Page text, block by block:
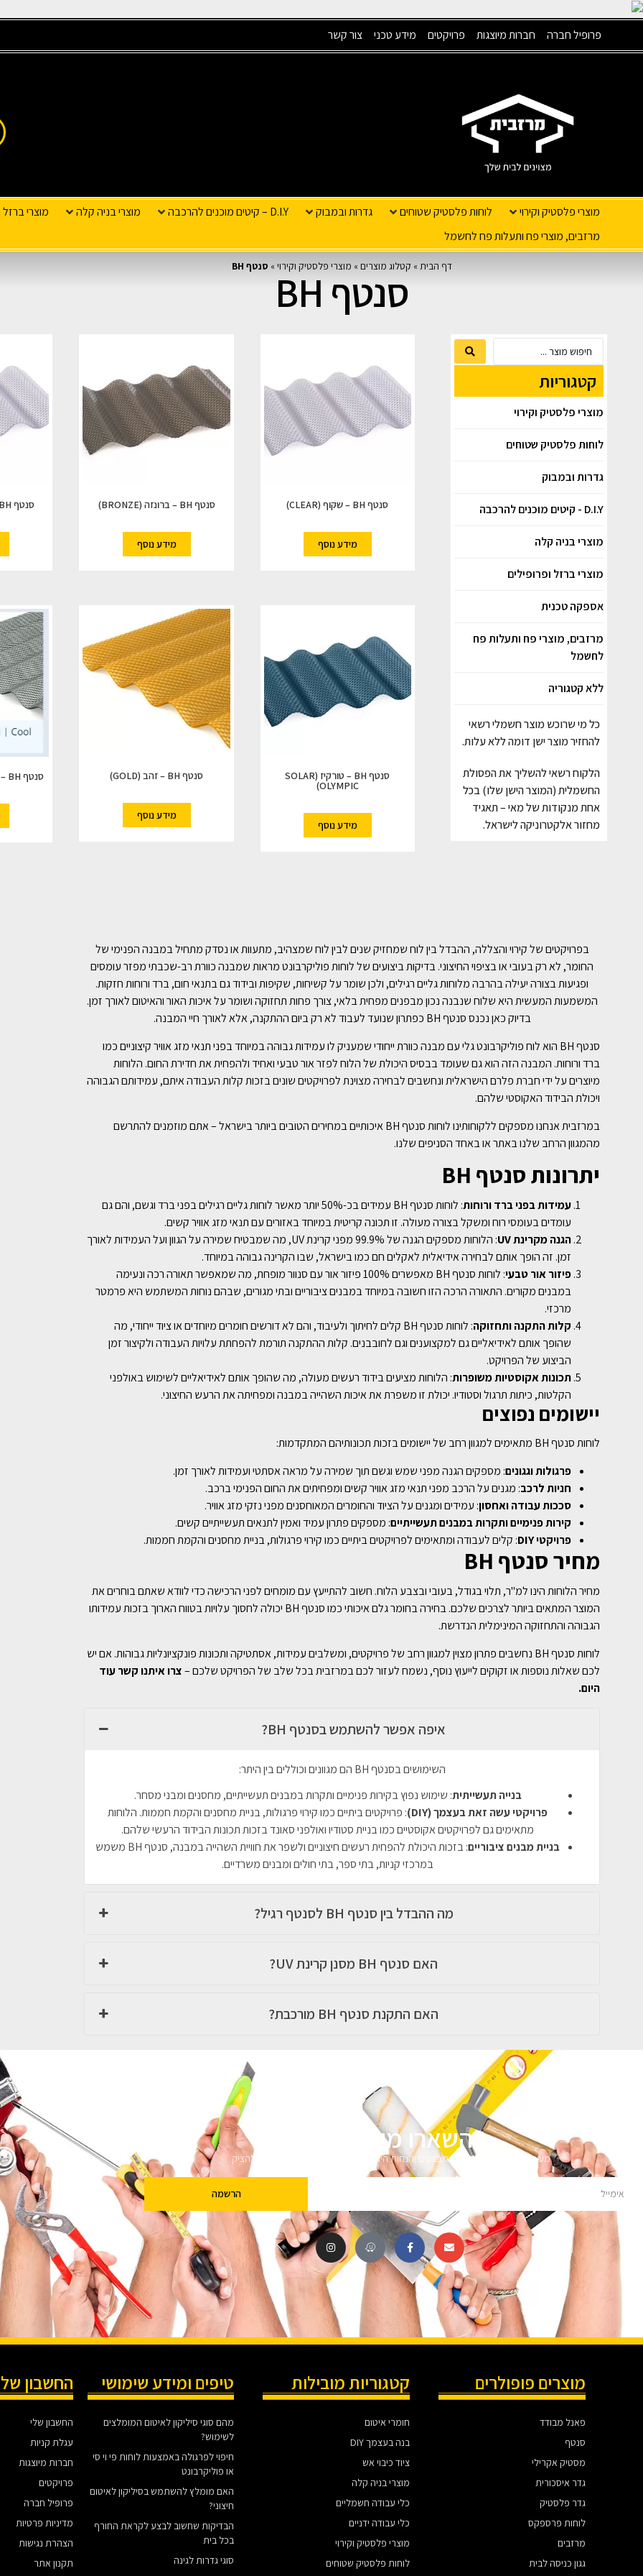
פרופיל חברה חברות מיוצגות פרויקטים מידע טכני צור קשר
מוצרי פלסטיק וקירוי לוחות פלסטיק שטוחים גדרות ובמבוק D.I.Y – קיטים מוכנים להרכבה מוצרי בניה קלה מוצרי ברזל
מרזבים, מוצרי פח ותעלות פח לחשמל
דף הבית» קטלוג מוצרים » מוצרי פלסטיק וקירוי» סנטף BH
סנטף BH
קטגוריות
מוצרי פלסטיק וקירוי
לוחות פלסטיק שטוחים
גדרות ובמבוק
D.I.Y - קיטים מוכנים להרכבה
מוצרי בניה קלה
מוצרי ברזל ופרופילים
אספקה טכנית
מרזבים, מוצרי פח ותעלות פח
לחשמל
ללא קטגוריה
כל מי שרוכש מוצר חשמלי רשאי
להחזיר מוצר ישן דומה ללא עלות.
הלקוח רשאי להשליך את הפסולת
החשמלית (המוצר הישן שלו) בכל
אחת מנקודות של מאי – תאגיד
מחזור אלקטרוניקה לישראל.
סנטף BH – שקוף (CLEAR)
מידע נוסף
סנטף BH – ברונזה (BRONZE)
מידע נוסף
סנטף BH – חלבי (SOLAR ICE)
סנטף BH – טורקיז (SOLAR
OLYMPIC)
מידע נוסף
סנטף BH – זהב (GOLD)
מידע נוסף
סנטף BH – חדש!!! צבע קול (COOL)
בפרויקטים של קירוי והצללה, ההבדל בין לוח שמחזיק שנים לבין לוח שמצהיב, מתעוות או נסדק מתחיל במבנה הפנימי של
החומר, לא רק בעובי או בציפוי החיצוני. בדיקות ביצועים של לוחות פוליקרבונט מראות שמבנה כוורת רב-שכבתי מפזר עומסים
ופגיעות בצורה יעילה בהרבה מלוחות גליים רגילים, ולכן שומר על קשיחות, שקיפות ובידוד גם בתנאי חום, ברד ורוחות חזקות.
המשמעות המעשית היא שלוח שנבנה נכון מבפנים מפחית בלאי, צורך פחות תחזוקה ושומר על איכות האור והאיטום לאורך זמן.
בדיוק כאן נכנס סנטף BH כפתרון שנועד לעבוד לא רק ביום ההתקנה, אלא לאורך חיי המבנה.
סנטף BH הוא לוח פוליקרבונט גלי עם מבנה כוורת ייחודי שמעניק לו עמידות גבוהה במיוחד בפני תנאי מזג אוויר קיצוניים כמו
ברד ורוחות. המבנה הזה הוא גם שעומד בבסיס היכולת של הלוח לפזר אור טבעי ואחיד ולהפחית את חדירת החום. הלוחות
מיוצרים על ידי חברת פלרם הישראלית ונחשבים לבחירה מצוינת לפרויקטים שונים בזכות קלות העבודה איתם, עמידותם הגבוהה
ויכולת הבידוד האקוסטי שלהם.
במרזבית אנחנו מספקים ללקוחותינו לוחות סנטף BH איכותיים במחירים הטובים ביותר בישראל – אתם מוזמנים להתרשם
מהמגוון הרחב שלנו באתר או באחד הסניפים שלנו.
יתרונות סנטף BH
עמידות בפני ברד ורוחות
: לוחות סנטף BH עמידים בכ-50% יותר מאשר לוחות גליים רגילים בפני ברד וגשם, והם גם
עומדים בעומסי רוח ומשקל בצורה מעולה. זו תכונה קריטית במיוחד באזורים עם תנאי מזג אוויר קשים.
הגנה מקרינת
: הלוחות מספקים הגנה של 99.9% מפני קרינת UV, מה שמבטיח שמירה על הגוון ועל העמידות לאורך
זמן. זה הופך אותם לבחירה אידיאלית לאקלים חם כמו בישראל, שבו הקרינה גבוהה במיוחד.
פיזור אור טבעי
: לוחות סנטף BH מאפשרים 100% פיזור אור עם סנוור מופחת, מה שמאפשר תאורה רכה ונעימה
במבנים מקורים. התאורה הרכה הזו חשובה במיוחד במבנים ציבוריים ובתי מגורים, שבהם נוחות המשתמש היא פרמטר
מרכזי.
קלות התקנה ותחזוקה
: לוחות סנטף BH קלים לחיתוך ולעיבוד, והם לא דורשים חומרים מיוחדים או ציוד ייחודי, מה
שהופך אותם לאידיאליים גם למקצוענים וגם לחובבנים. קלות ההתקנה תורמת להפחתת עלויות העבודה ולקיצור זמן
הביצוע של הפרויקט.
תכונות אקוסטיות משופרות: הלוחות מציעים בידוד רעשים מעולה, מה שהופך אותם לאידיאליים לשימוש באולפני
הקלטות, כיתות תרגול וסטודיו. יכולת זו משפרת את איכות השהייה במבנה ומפחיתה את הרעש החיצוני.
יישומים נפוצים
לוחות סנטף BH מתאימים למגוון רחב של יישומים בזכות תכונותיהם המתקדמות:
פרגולות וגגונים: מספקים הגנה מפני שמש וגשם תוך שמירה על מראה אסתטי ועמידות לאורך זמן.
חניות לרכב: מגנים על הרכב מפני תנאי מזג אוויר קשים ומפחיתים את החום הפנימי ברכב.
סככות עבודה ואחסון: עמידים ומגנים על הציוד והחומרים המאוחסנים מפני נזקי מזג אוויר.
קירות פנימיים ותקרות במבנים תעשייתיים: מספקים פתרון עמיד ואמין לתנאים תעשייתיים קשים.
פרויקטיDIY : קלים לעבודה ומתאימים לפרויקטים ביתיים כמו קירוי פרגולות, בניית מחסנים והקמת חממות.
מחיר סנטף
מחיר הלוחות הינו למ"ר, תלוי בגודל, בעובי ובצבע הלוח. חשוב להתייעץ עם מומחים לפני הרכישה כדי לוודא שאתם בוחרים את
המוצר המתאים ביותר לצרכים שלכם. בחירה בחומר גלם איכותי כמו סנטף BH יכולה לחסוך עלויות בטווח הארוך בזכות עמידותו
הגבוהה והתחזוקה המינימלית הנדרשת.
לוחות סנטף BH נחשבים פתרון מצוין למגוון רחב של פרויקטים, ומשלבים עמידות, אסתטיקה ותכונות פונקציונליות גבוהות. אם יש
לכם שאלות נוספות או זקוקים לייעוץ נוסף, נשמח לעזור לכם במרזבית בכל שלב של הפרויקט שלכם –צרו איתנו קשר עוד
היום.
איפה אפשר להשתמש בסנטף BH?
השימושים בסנטף BH הם מגוונים וכוללים בין היתר:
בנייה תעשייתית: שימוש נפוץ בקירות פנימיים ותקרות במבנים תעשייתיים, מחסנים ומבני מסחר.
פרויקטי עשה זאת בעצמך(DIY)
: פרויקטים ביתיים כמו קירוי פרגולות, בניית מחסנים והקמת חממות. הלוחות
מתאימים גם לפרויקטים אקוסטיים כמו בניית סטודיו ואולפני סאונד בזכות תכונות הבידוד הרעשי שלהם.
בניית מבנים ציבוריים
: בזכות היכולת להפחית רעשים חיצוניים ולשפר את חוויית השהייה במבנה, סנטף BH משמש
במרכזי קניות, בתי ספר, בתי חולים ומבנים משרדיים.
מה ההבדל בין סנטף BH לסנטף רגיל?
האם סנטף BH מסנן קרינת UV?
האם התקנת סנטף BH מורכבת?
השארו מעודכנים
מעוניינים לקבל עדכונים על מבצעים והנחות הירשמו לניוזלטר שלנו מבטיחים לא להציק.
הרשמה
מוצרים פופולרים
פאנל מבודד
סנטף
מסטיק אקרילי
גדר איסכורית
גדר פלסטיק
לוחות פרספקס
מרזבים
גגון כניסה לבית
קטגוריות מובילות
חומרי איטום
בנה בעצמך DIY
ציוד כיבוי אש
מוצרי בניה קלה
כלי עבודה חשמליים
כלי עבודה ידניים
מוצרי פלסטיק וקירוי
לוחות פלסטיק שטוחים
טיפים ומידע שימושי
מהם סוגי סיליקון לאיטום המומלצים
לשימוש?
חיפוי לפרגולה באמצעות לוחות פי וי סי
או פוליקרבונט
האם מומלץ להשתמש בסיליקון לאיטום
חיצוני?
הבדיקות שחשוב לבצע לקראת החורף
בכל בית
סוגי גדרות לגינה
החשבון
החשבון שלי
עגלת קניות
חברות מיוצגות
פרויקטים
פרופיל חברה
מדיניות פרטיות
הצהרת נגישות
תקנון אתר